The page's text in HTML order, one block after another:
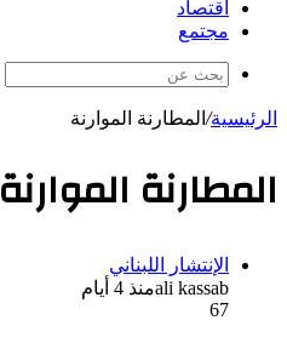
اقتصاد
مجتمع
الرئيسية/ المطارنة الموارنة
المطارنة الموارنة
الإنتشار اللبناني
ali kassabمنذ 4 أيام
67